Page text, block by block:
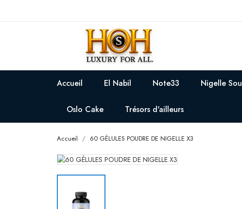
Accueil El Nabil Note33 Nigelle
Oslo Cake Trésors d'ailleurs
Accueil 60 GÉLULES POUDRE DE NIGELLE X3